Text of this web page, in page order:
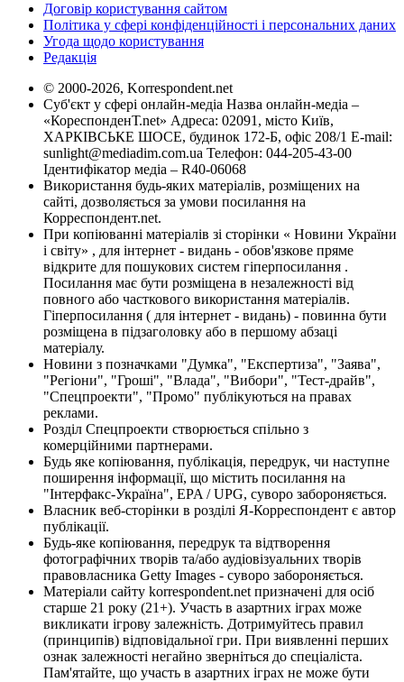
Договір користування сайтом
Політика у сфері конфіденційності і персональних даних
Угода щодо користування
Редакція
© 2000-2026, Korrespondent.net
Суб'єкт у сфері онлайн-медіа Назва онлайн-медіа –
«КореспонденТ.net» Адреса: 02091, місто Київ,
ХАРКІВСЬКЕ ШОСЕ, будинок 172-Б, офіс 208/1 E-mail:
sunlight@mediadim.com.ua Телефон: 044-205-43-00
Ідентифікатор медіа – R40-06068
Використання будь-яких матеріалів, розміщених на
сайті, дозволяється за умови посилання на
Корреспондент.net.
При копіюванні матеріалів зі сторінки « Новини України
і світу» , для інтернет - видань - обов'язкове пряме
відкрите для пошукових систем гіперпосилання .
Посилання має бути розміщена в незалежності від
повного або часткового використання матеріалів.
Гіперпосилання ( для інтернет - видань) - повинна бути
розміщена в підзаголовку або в першому абзаці
матеріалу.
Новини з позначками "Думка", "Експертиза", "Заява",
"Регіони", "Гроші", "Влада", "Вибори", "Тест-драйв",
"Спецпроекти", "Промо" публікуються на правах
реклами.
Розділ Спецпроекти створюється спільно з
комерційними партнерами.
Будь яке копіювання, публікація, передрук, чи наступне
поширення інформації, що містить посилання на
"Інтерфакс-Україна", EPA / UPG, суворо забороняється.
Власник веб-сторінки в розділі Я-Корреспондент є автор
публікації.
Будь-яке копіювання, передрук та відтворення
фотографічних творів та/або аудіовізуальних творів
правовласника Getty Images - суворо забороняється.
Матеріали сайту korrespondent.net призначені для осіб
старше 21 року (21+). Участь в азартних іграх може
викликати ігрову залежність. Дотримуйтесь правил
(принципів) відповідальної гри. При виявленні перших
ознак залежності негайно зверніться до спеціаліста.
Пам'ятайте, що участь в азартних іграх не може бути